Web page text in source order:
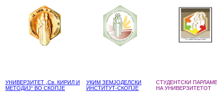
УНИВЕРЗИТЕТ „Св. КИРИЛ И
МЕТОДИЈ“ ВО СКОПЈЕ
УКИМ ЗЕМЈОДЕЛСКИ
ИНСТИТУТ-СКОПЈЕ
СТУДЕНТСКИ
НА УНИВЕРЗИТЕТОТ